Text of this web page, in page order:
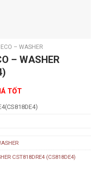
– WASHER
– WASHER
TỐT
CST818DRE4 (CS818DE4)